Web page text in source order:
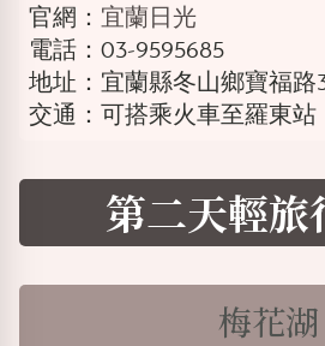
官網： 宜蘭日光
電話：03-9595685
地址：宜蘭縣冬山鄉寶福路
交通：可搭乘火車至羅東
第二天輕旅
梅花湖